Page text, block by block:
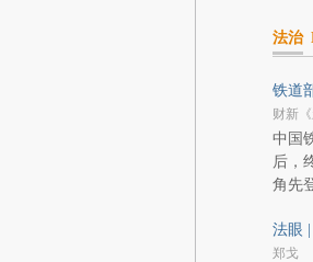
法治
铁道
财新
中国
后，
角先
法眼
郑戈